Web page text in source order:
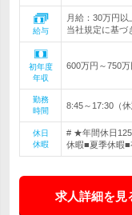
給与
月給：30万円
当社規定に基
初年度
年収
600万円～750万
勤務
時間
8:45～17:30（休
休日
休暇
# ★年間休日
休暇■夏季休暇
求人詳細を見